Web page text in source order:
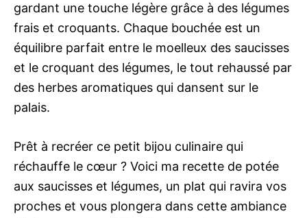
gardant une touche légère grâce à des légumes
frais et croquants. Chaque bouchée est un
équilibre parfait entre le moelleux des saucisses
et le croquant des légumes, le tout rehaussé par
des herbes aromatiques qui dansent sur le
palais.
Prêt à recréer ce petit bijou culinaire qui
réchauffe le cœur ? Voici ma recette de potée
aux saucisses et légumes, un plat qui ravira vos
proches et vous plongera dans cette ambiance